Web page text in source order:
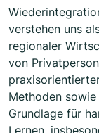
verstehen uns
regionaler
von
Methoden
Grundlage für